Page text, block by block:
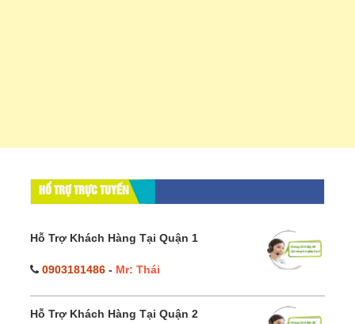
HỔ TRỢ TRỰC TUYẾN
Hỗ Trợ Khách Hàng Tại Quận 1
0903181486 - Mr: Thái
Hỗ Trợ Khách Hàng Tại Quận 2